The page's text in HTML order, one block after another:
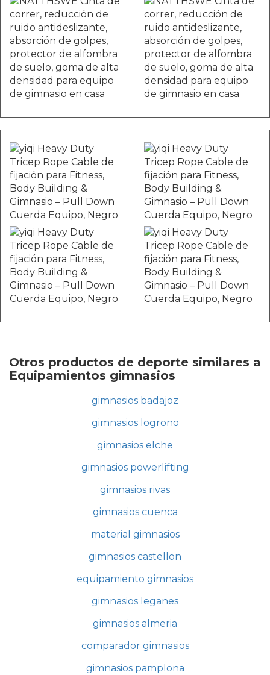
Otros productos de deporte similares a
Equipamientos gimnasios
gimnasios badajoz
gimnasios logrono
gimnasios elche
gimnasios powerlifting
gimnasios rivas
gimnasios cuenca
material gimnasios
gimnasios castellon
equipamiento gimnasios
gimnasios leganes
gimnasios almeria
comparador gimnasios
gimnasios pamplona